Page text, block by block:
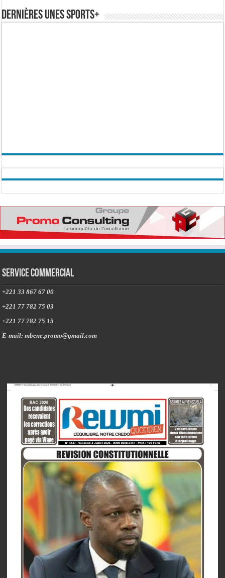
Dernières Unes Sports+
Service commercial
+221 33 867 67 00
+221 77 782 75 03
+221 77 782 75 15
E-mail: mbene.promo@gmail.com